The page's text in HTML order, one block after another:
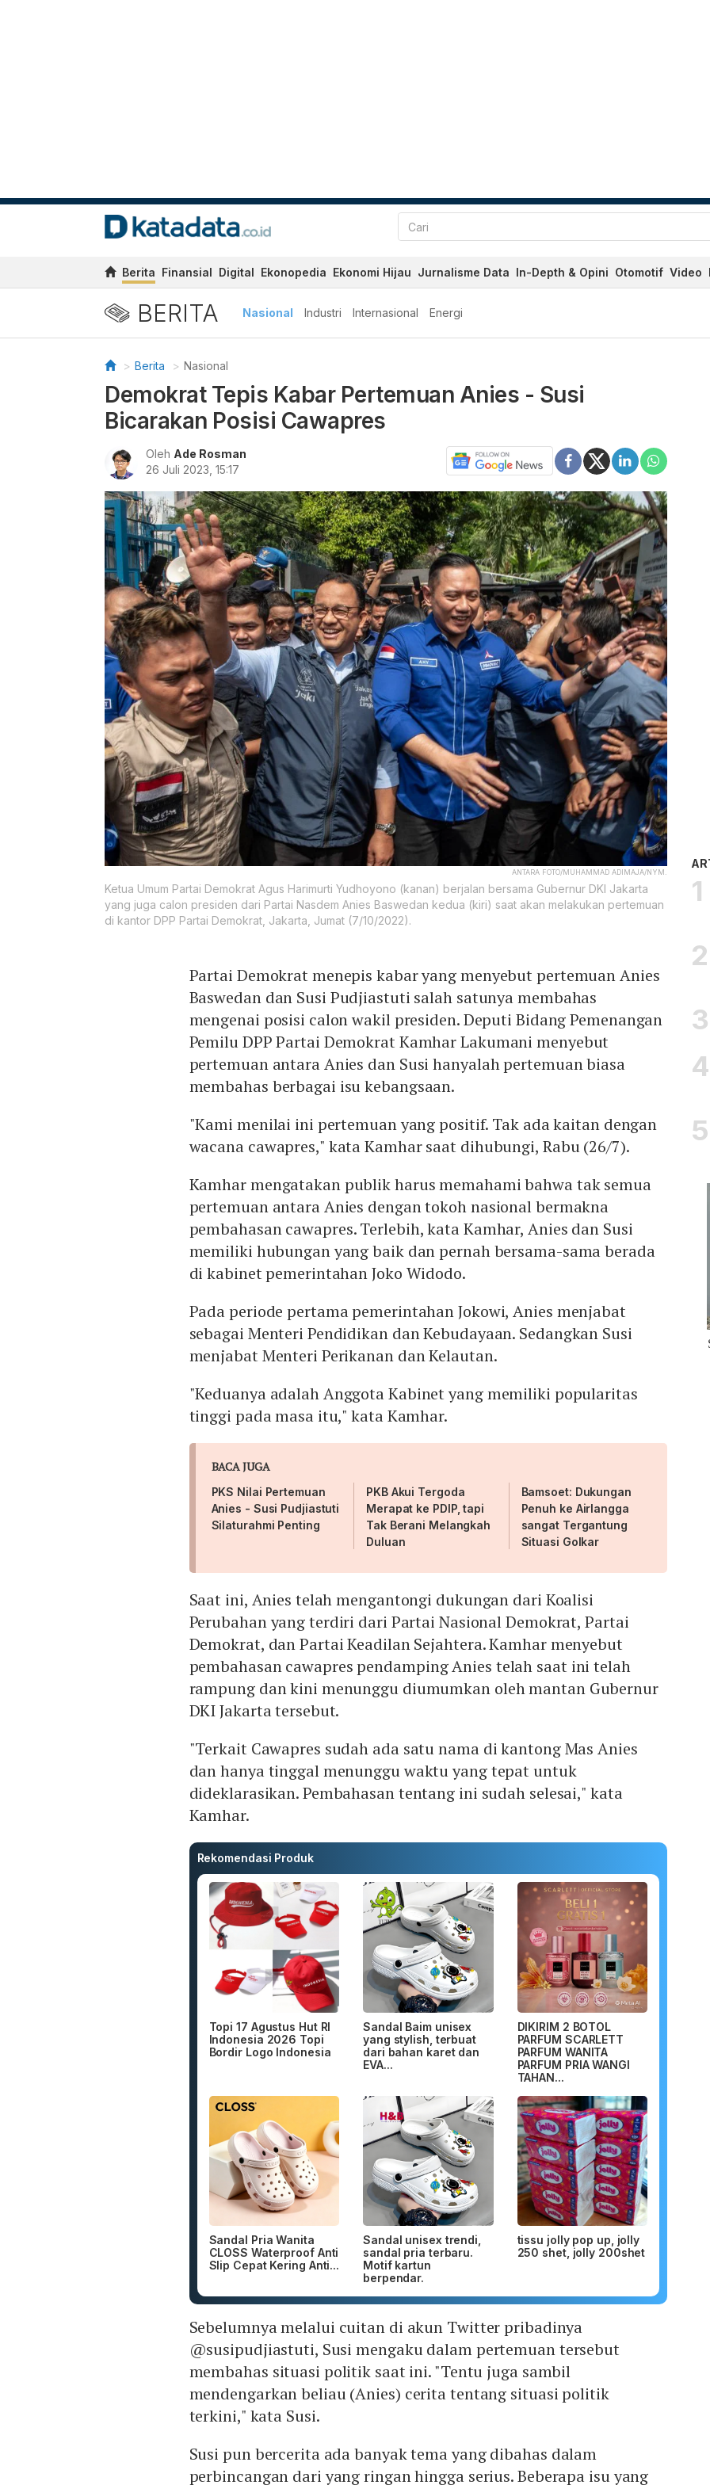
Berita Finansial Digital Ekonopedia Ekonomi Hijau Jurnalisme Data In-Depth & Opini Otomotif Video
BERITA Nasional Industri Internasional Energi
Berita Nasional
Demokrat Tepis Kabar Pertemuan Anies - Susi
Bicarakan Posisi Cawapres
Oleh Ade Rosman
26 Juli 2023, 15:17
ANTARA FOTO/MUHAMMAD ADIMAJA/NYM.
Ketua Umum Partai Demokrat Agus Harimurti Yudhoyono (kanan) berjalan bersama Gubernur DKI Jakarta
yang juga calon presiden dari Partai Nasdem Anies Baswedan kedua (kiri) saat akan melakukan pertemuan
di kantor DPP Partai Demokrat, Jakarta, Jumat (7/10/2022).
Partai Demokrat menepis kabar yang menyebut pertemuan Anies
Baswedan dan Susi Pudjiastuti salah satunya membahas
mengenai posisi calon wakil presiden. Deputi Bidang Pemenangan
Pemilu DPP Partai Demokrat Kamhar Lakumani menyebut
pertemuan antara Anies dan Susi hanyalah pertemuan biasa
membahas berbagai isu kebangsaan.
"Kami menilai ini pertemuan yang positif. Tak ada kaitan dengan
wacana cawapres," kata Kamhar saat dihubungi, Rabu (26/7).
Kamhar mengatakan publik harus memahami bahwa tak semua
pertemuan antara Anies dengan tokoh nasional bermakna
pembahasan cawapres. Terlebih, kata Kamhar, Anies dan Susi
memiliki hubungan yang baik dan pernah bersama-sama berada
di kabinet pemerintahan Joko Widodo.
Pada periode pertama pemerintahan Jokowi, Anies menjabat
sebagai Menteri Pendidikan dan Kebudayaan. Sedangkan Susi
menjabat Menteri Perikanan dan Kelautan.
"Keduanya adalah Anggota Kabinet yang memiliki popularitas
tinggi pada masa itu," kata Kamhar.
BACA JUGA
PKS Nilai Pertemuan
Anies - Susi Pudjiastuti
Silaturahmi Penting
PKB Akui Tergoda
Merapat ke PDIP, tapi
Tak Berani Melangkah
Duluan
Bamsoet: Dukungan
Penuh ke Airlangga
sangat Tergantung
Situasi Golkar
Saat ini, Anies telah mengantongi dukungan dari Koalisi
Perubahan yang terdiri dari Partai Nasional Demokrat, Partai
Demokrat, dan Partai Keadilan Sejahtera. Kamhar menyebut
pembahasan cawapres pendamping Anies telah saat ini telah
rampung dan kini menunggu diumumkan oleh mantan Gubernur
DKI Jakarta tersebut.
"Terkait Cawapres sudah ada satu nama di kantong Mas Anies
dan hanya tinggal menunggu waktu yang tepat untuk
dideklarasikan. Pembahasan tentang ini sudah selesai," kata
Kamhar.
Rekomendasi Produk
Topi 17 Agustus Hut RI
Indonesia 2026 Topi
Bordir Logo Indonesia
Sandal Baim unisex
yang stylish, terbuat
dari bahan karet dan
EVA...
DIKIRIM 2 BOTOL
PARFUM SCARLETT
PARFUM WANITA
PARFUM PRIA WANGI
TAHAN...
Sandal Pria Wanita
CLOSS Waterproof Anti
Slip Cepat Kering Anti...
Sandal unisex trendi,
sandal pria terbaru.
Motif kartun
berpendar.
tissu jolly pop up, jolly
250 shet, jolly 200shet
Sebelumnya melalui cuitan di akun Twitter pribadinya
@susipudjiastuti, Susi mengaku dalam pertemuan tersebut
membahas situasi politik saat ini. "Tentu juga sambil
mendengarkan beliau (Anies) cerita tentang situasi politik
terkini," kata Susi.
Susi pun bercerita ada banyak tema yang dibahas dalam
perbincangan dari yang ringan hingga serius. Beberapa isu yang